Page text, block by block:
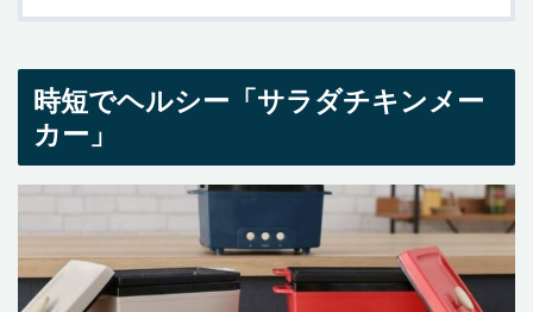
時短でヘルシー「サラダチキンメー
カー」